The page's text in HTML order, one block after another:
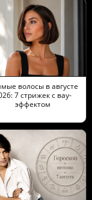
волосы в августе
7 стрижек с вау-
эффектом